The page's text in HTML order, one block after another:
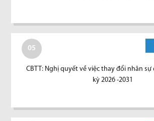
05
CBTT: Nghị quyết về việc thay đổi nhân
kỳ 2026 -2031